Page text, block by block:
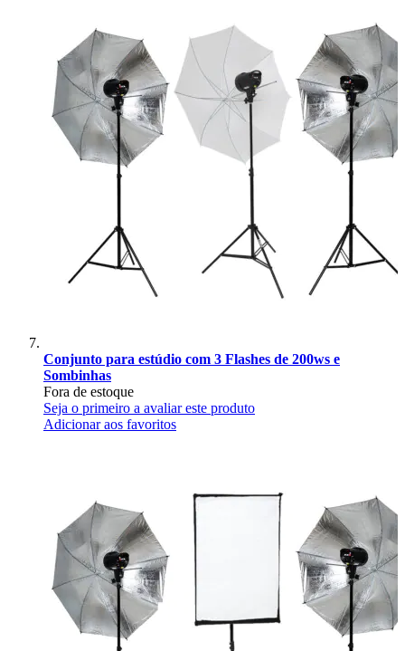
Conjunto para estúdio com 3 Flashes de 200ws e
Sombinhas
Fora de estoque
Seja o primeiro a avaliar este produto
Adicionar aos favoritos